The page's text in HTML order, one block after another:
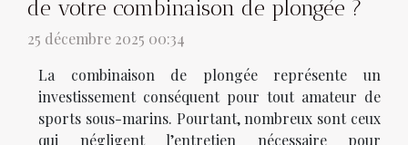
de votre combinaison de plongée ?
25 décembre 2025 00:34
La combinaison de plongée représente un
investissement conséquent pour tout amateur de
sports sous-marins. Pourtant, nombreux sont ceux
qui négligent l’entretien nécessaire pour